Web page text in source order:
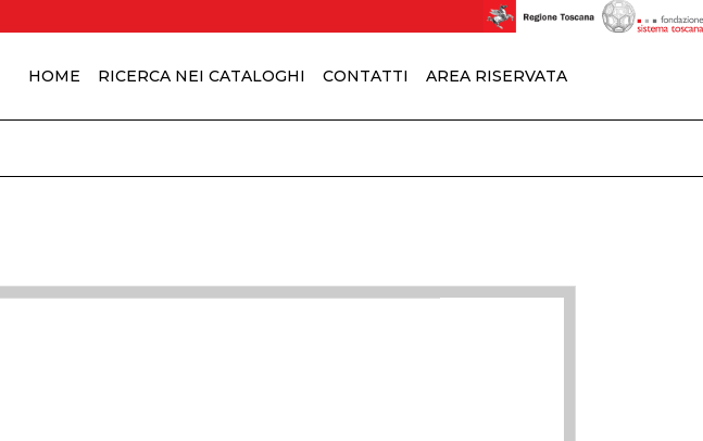
HOME RICERCA NEI CATALOGHI CONTATTI AREA RISERVATA